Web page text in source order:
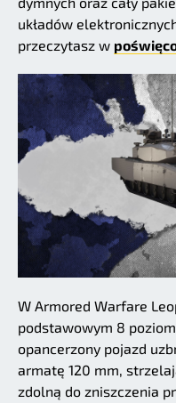
układów
przeczytasz w
W Armored Warfare
podstawowym 8
opancerzony pojazd
armatę 120 mm,
zdolną do zniszczenia